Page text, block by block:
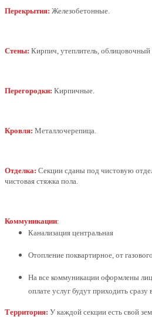
Перекрытия: Железобетонные.
Стены: Кирпич, утеплитель, облицовочный
Перегородки: Кирпичные.
Кровля: Металлочерепица.
Отделка: Секции сданы под чистовую
чистовая стяжка пола.
Коммуникации:
Канализация центральная
Отопление поквартирное, от газового
На все коммуникации оформлены
оплате услуг будут приходить
Территория: У каждой секции есть свой